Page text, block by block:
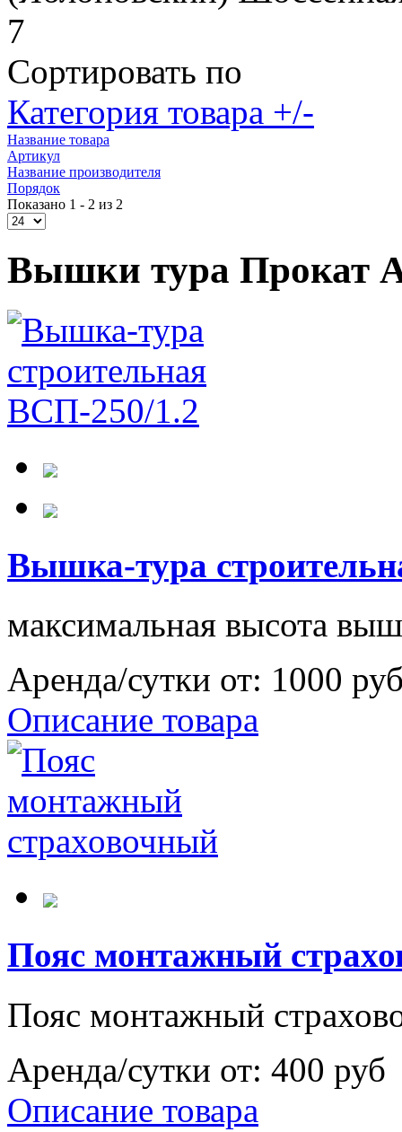
7
Сортировать по
Категория товара +/-
Название товара
Артикул
Название производителя
Порядок
Показано 1 - 2 из 2
Вышки тура Прокат
Вышка-тура
максимальная высота
Аренда/сутки от: 1000
Описание товара
Пояс монтажный
Пояс монтажный
Аренда/сутки от: 400 руб
Описание товара